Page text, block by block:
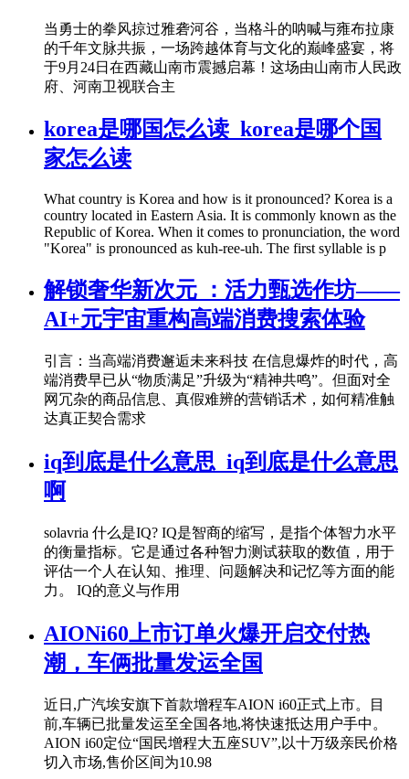
当勇士的拳风掠过雅砻河谷，当格斗的呐喊与雍布拉康
的千年文脉共振，一场跨越体育与文化的巅峰盛宴，将
于9月24日在西藏山南市震撼启幕！这场由山南市人民政
府、河南卫视联合主
korea是哪国怎么读_korea是哪个国
家怎么读
What country is Korea and how is it pronounced? Korea is a
country located in Eastern Asia. It is commonly known as the
Republic of Korea. When it comes to pronunciation, the word
"Korea" is pronounced as kuh-ree-uh. The first syllable is p
解锁奢华新次元 ：活力甄选作坊——
AI+元宇宙重构高端消费搜索体验
引言：当高端消费邂逅未来科技 在信息爆炸的时代，高
端消费早已从“物质满足”升级为“精神共鸣”。但面对全
网冗杂的商品信息、真假难辨的营销话术，如何精准触
达真正契合需求
iq到底是什么意思_iq到底是什么意思
啊
solavria 什么是IQ? IQ是智商的缩写，是指个体智力水平
的衡量指标。它是通过各种智力测试获取的数值，用于
评估一个人在认知、推理、问题解决和记忆等方面的能
力。 IQ的意义与作用
AIONi60上市订单火爆开启交付热
潮，车俩批量发运全国
近日,广汽埃安旗下首款增程车AION i60正式上市。目
前,车辆已批量发运至全国各地,将快速抵达用户手中。
AION i60定位“国民增程大五座SUV”,以十万级亲民价格
切入市场,售价区间为10.98